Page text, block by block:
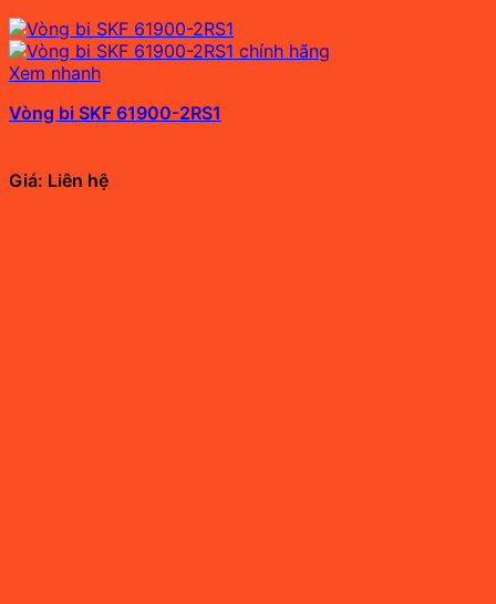
Xem nhanh
Vòng bi SKF 61900-2RS1
Giá: Liên hệ